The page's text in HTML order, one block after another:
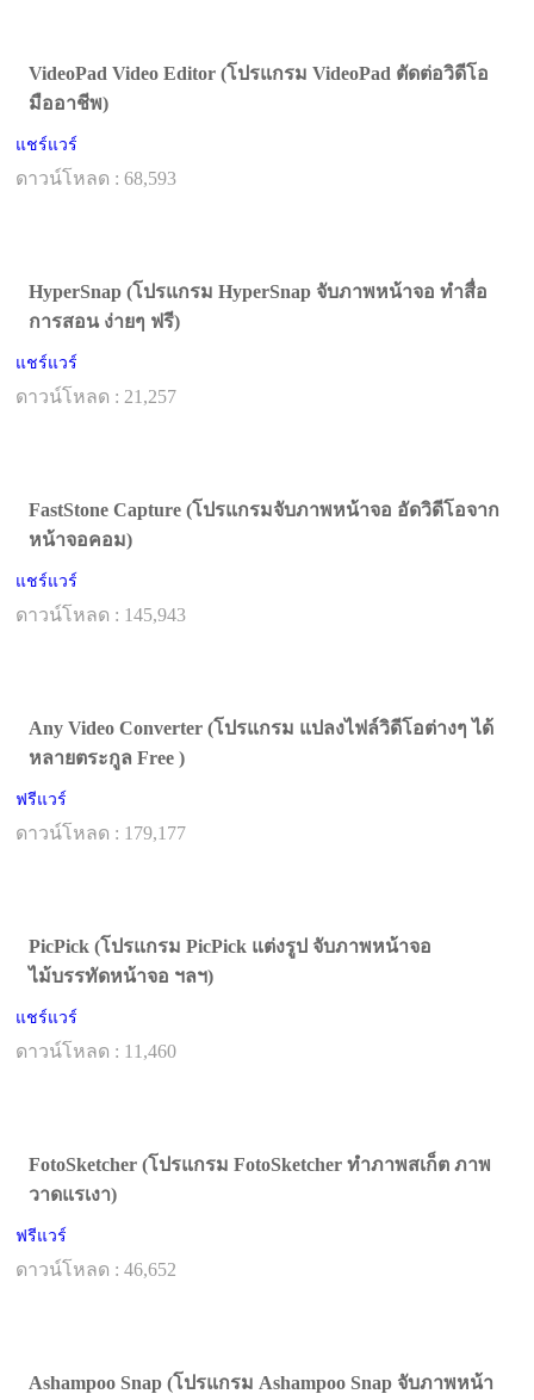
VideoPad Video Editor (โปรแกรม VideoPad ตัดต่อวิดีโอ
มืออาชีพ)
แชร์แวร์
ดาวน์โหลด : 68,593
HyperSnap (โปรแกรม HyperSnap จับภาพหน้าจอ ทำสื่อ
การสอน ง่ายๆ ฟรี)
แชร์แวร์
ดาวน์โหลด : 21,257
FastStone Capture (โปรแกรมจับภาพหน้าจอ อัดวิดีโอจาก
หน้าจอคอม)
แชร์แวร์
ดาวน์โหลด : 145,943
Any Video Converter (โปรแกรม แปลงไฟล์วิดีโอต่างๆ ได้
หลายตระกูล Free )
ฟรีแวร์
ดาวน์โหลด : 179,177
PicPick (โปรแกรม PicPick แต่งรูป จับภาพหน้าจอ
ไม้บรรทัดหน้าจอ ฯลฯ)
แชร์แวร์
ดาวน์โหลด : 11,460
FotoSketcher (โปรแกรม FotoSketcher ทำภาพสเก็ต ภาพ
วาดแรเงา)
ฟรีแวร์
ดาวน์โหลด : 46,652
Ashampoo Snap (โปรแกรม Ashampoo Snap จับภาพหน้า